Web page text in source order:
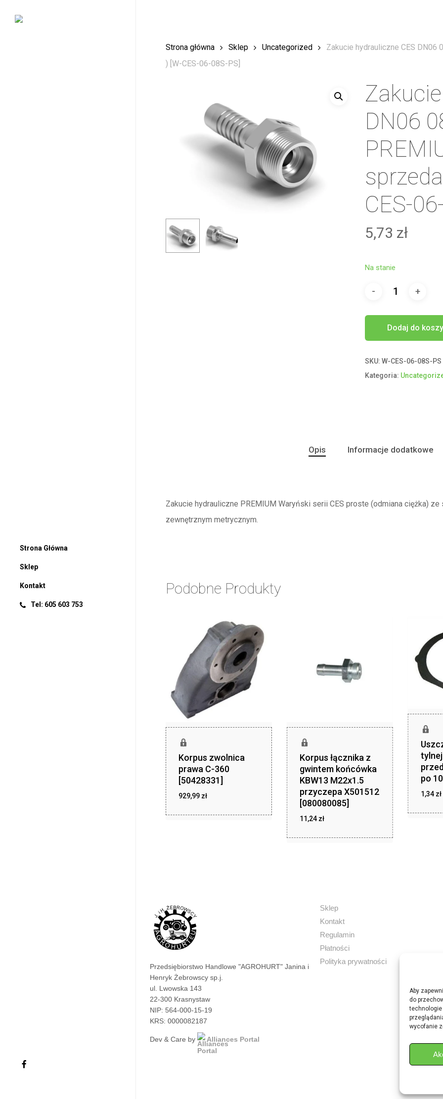
Aby
do
technologie
wycofanie
Strona Główna
Sklep
Kontakt
Tel: 605 603 753
facebook
Strona główna Sklep Uncategorized
Zakucie hydrauliczne CES DN06
) [W-CES-06-08S-PS]
DN06
CES-
5,73 zł
Na stanie
Dodaj do
SKU:W-CES-06-08S-PS
Kategoria:
Opis Informacje dodatkowe
Zakucie hydrauliczne PREMIUM Waryński serii CES proste (odmiana ciężka)
zewnętrznym metrycznym.
Podobne Produkty
Korpus zwolnica
prawa C-360
[50428331]
929,99 zł
Korpus łącznika z
gwintem końcówka
KBW13 M22x1.5
przyczepa X501512
[080080085]
11,24 zł
po
1,34 zł
Przedsiębiorstwo Handlowe "AGROHURT" Janina i
Henryk Żebrowscy sp.j.
ul. Lwowska 143
22-300 Krasnystaw
NIP: 564-000-15-19
KRS: 0000082187
Dev & Care by Alliances Portal
Sklep
Kontakt
Regulamin
Płatności
Polityka prywatności